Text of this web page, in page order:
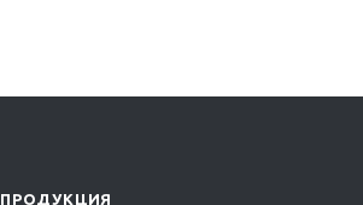
ПРОДУКЦИЯ